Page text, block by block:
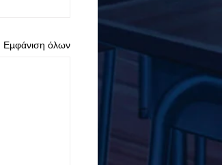
Εμφάνιση όλων